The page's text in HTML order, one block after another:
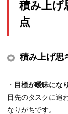
積み上げ
点
積み上げ思
・ 目標が曖昧にな
目先のタスクに追
なりがちです。